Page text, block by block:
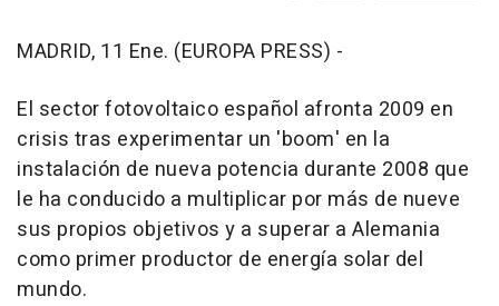
MADRID, 11 Ene. (EUROPA PRESS) -
El sector fotovoltaico español afronta 2009 en
crisis tras experimentar un 'boom' en la
instalación de nueva potencia durante 2008 que
le ha conducido a multiplicar por más de nueve
sus propios objetivos y a superar a Alemania
como primer productor de energía solar del
mundo.